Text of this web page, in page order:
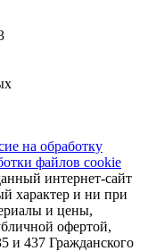
на обработку
файлов cookie
интернет-сайт
характер и ни при
и цены,
офертой,
и 437 Гражданского